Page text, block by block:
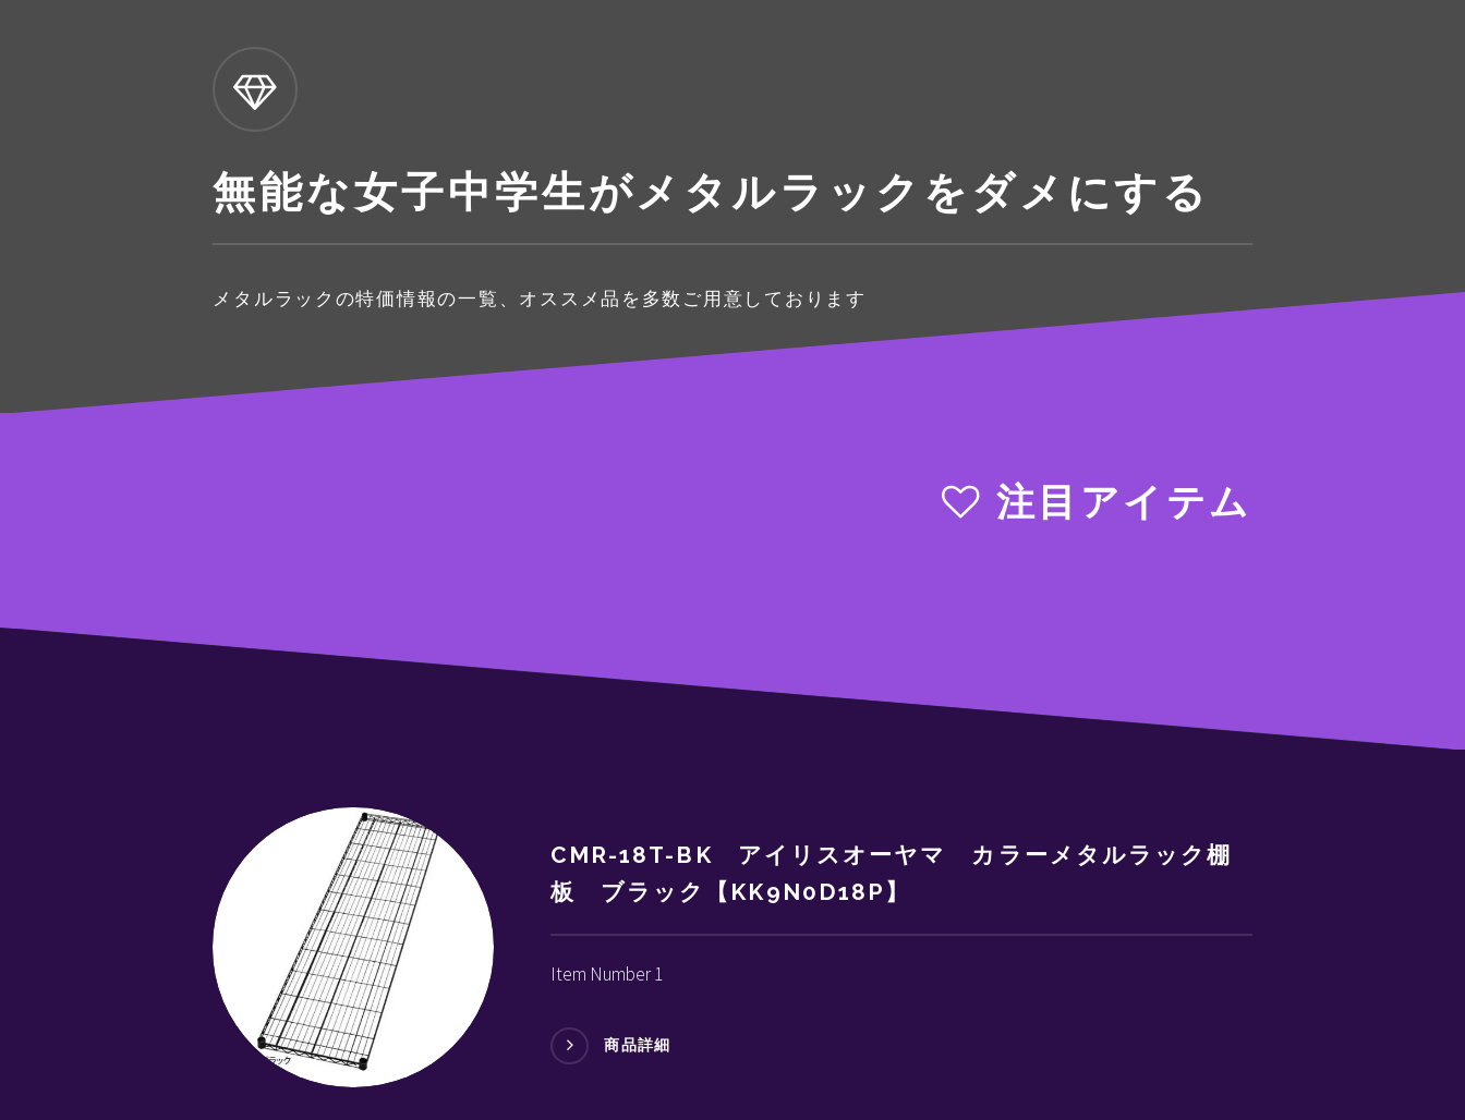
無能な女子中学生がメタルラックをダメにする
メタルラックの特価情報の一覧、オススメ品を多数ご用意しております
注目アイテム
CMR-18T-BK アイリスオーヤマ カラーメタルラック棚
板 ブラック【KK9N0D18P】
Item Number 1
商品詳細